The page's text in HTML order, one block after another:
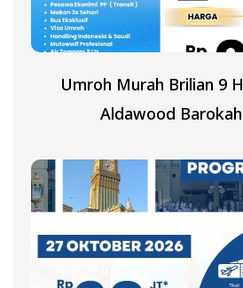
Umroh Murah Brilian 9
Aldawood